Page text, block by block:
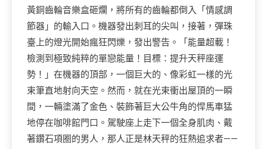
黃銅齒輪音樂盒砸爛，將所有的齒輪都倒入「情感調
節器」的輸入口。機器發出刺耳的尖叫，接著，彈珠
臺上的燈光開始瘋狂閃爍，發出警告。「能量超載！
檢測到極致純粹的單戀能量！目標：提升天秤座運
勢！」在機器的頂部，一個巨大的、像彩虹一樣的光
束筆直地射向天空。然而，就在光束衝出屋頂的一瞬
間，一輛塗滿了金色、裝飾著巨大公牛角的悍馬車猛
地停在咖啡館門口。駕駛座上走下一個全身肌肉、戴
著鑽石項圈的男人，那人正是林天秤的狂熱追求者——